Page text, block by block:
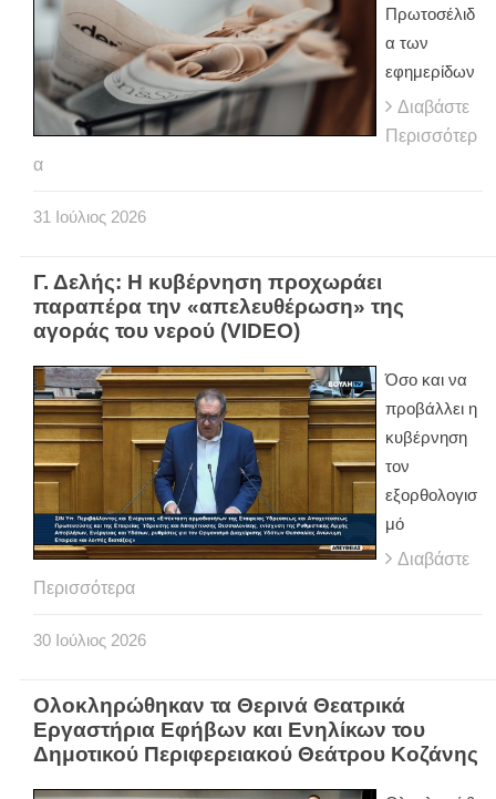
Πρωτοσέλιδ
α των
εφημερίδων
Διαβάστε
Περισσότερ
α
31 Ιούλιος 2026
Γ. Δελής: Η κυβέρνηση προχωράει
παραπέρα την «απελευθέρωση» της
αγοράς του νερού (VIDEO)
Όσο και να
προβάλλει η
κυβέρνηση
τον
εξορθολογισ
μό
Διαβάστε
Περισσότερα
30 Ιούλιος 2026
Ολοκληρώθηκαν τα Θερινά Θεατρικά
Εργαστήρια Εφήβων και Ενηλίκων του
Δημοτικού Περιφερειακού Θεάτρου Κοζάνης